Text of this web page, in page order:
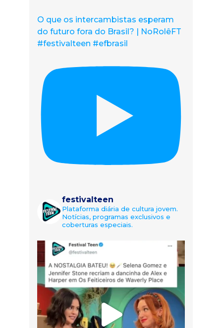
O que os intercambistas esperam
do futuro fora do Brasil? | NoRolêFT
#festivalteen #efbrasil
festivalteen
Plataforma diária de cultura jovem.
Notícias, programas exclusivos e
coberturas especiais.